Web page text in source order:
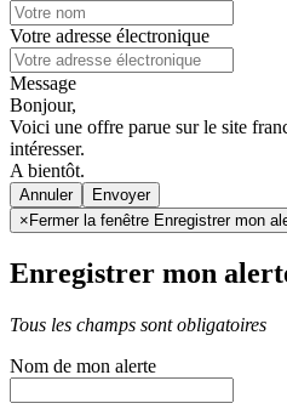
Votre adresse électronique
Message
Bonjour,
Voici une offre parue sur le site
intéresser.
A bientôt.
Annuler
× Fermer la fenêtre Enregistrer mon
Enregistrer mon
Tous les champs sont obligatoires
Nom de mon alerte